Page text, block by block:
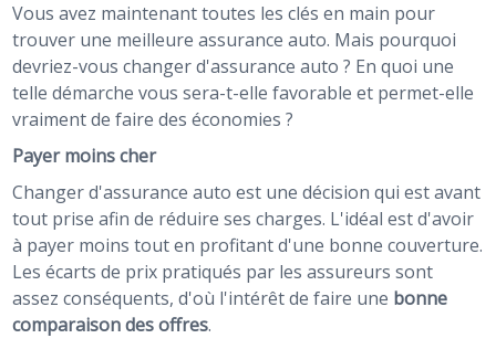
Vous avez maintenant toutes les clés en main pour
trouver une meilleure assurance auto. Mais pourquoi
devriez-vous changer d'assurance auto ? En quoi une
telle démarche vous sera-t-elle favorable et permet-elle
vraiment de faire des économies ?
Payer moins cher
Changer d'assurance auto est une décision qui est avant
tout prise afin de réduire ses charges. L'idéal est d'avoir
à payer moins tout en profitant d'une bonne couverture.
Les écarts de prix pratiqués par les assureurs sont
assez conséquents, d'où l'intérêt de faire une bonne
comparaison des offres.